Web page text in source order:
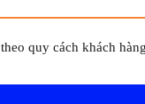
quy cách khách